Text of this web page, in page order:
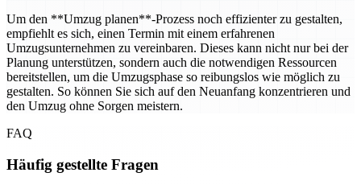
Um den **Umzug planen**-Prozess noch effizienter zu gestalten,
empfiehlt es sich, einen Termin mit einem erfahrenen
Umzugsunternehmen zu vereinbaren. Dieses kann nicht nur bei der
Planung unterstützen, sondern auch die notwendigen Ressourcen
bereitstellen, um die Umzugsphase so reibungslos wie möglich zu
gestalten. So können Sie sich auf den Neuanfang konzentrieren und
den Umzug ohne Sorgen meistern.
FAQ
Häufig gestellte Fragen